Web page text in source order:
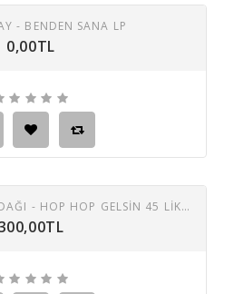
- BENDEN SANA LP
0,00TL
ERKIN KORAY - ÇIÇEK DAĞI - HOP HOP GELSIN 45 LIK PLAK